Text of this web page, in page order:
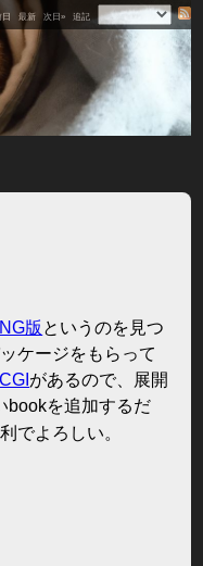
最新 次日» 追記
版 というのを見つ
ケージをもらって
があるので、展開
bookを追加するだ
でよろしい。